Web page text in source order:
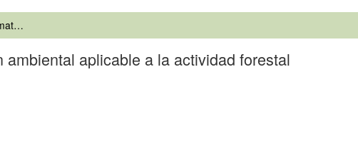
Una herramienta de sistematización de la legislación ambiental aplicable a la actividad forestal
aplicable a la actividad forestal